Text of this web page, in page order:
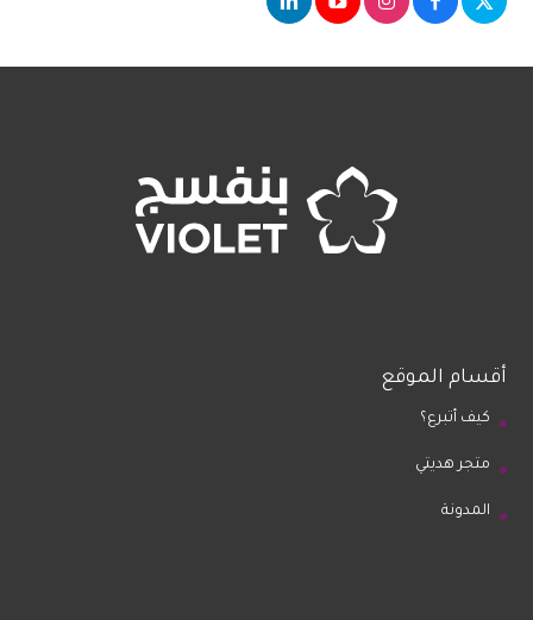
أقسام الموقع
كيف أتبرع؟
متجر هديتي
المدونة